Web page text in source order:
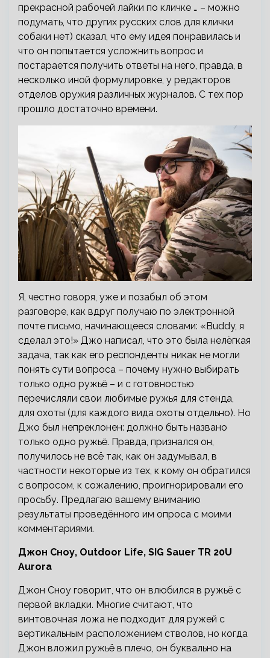
прекрасной рабочей лайки по кличке … – можно
подумать, что других русских слов для клички
собаки нет) сказал, что ему идея понравилась и
что он попытается усложнить вопрос и
постарается получить ответы на него, правда, в
несколько иной формулировке, у редакторов
отделов оружия различных журналов. С тех пор
прошло достаточно времени.
Я, честно говоря, уже и позабыл об этом
разговоре, как вдруг получаю по электронной
почте письмо, начинающееся словами: «Buddy, я
сделал это!» Джо написал, что это была нелёгкая
задача, так как его респонденты никак не могли
понять сути вопроса – почему нужно выбирать
только одно ружьё – и с готовностью
перечисляли свои любимые ружья для стенда,
для охоты (для каждого вида охоты отдельно). Но
Джо был непреклонен: должно быть названо
только одно ружьё. Правда, признался он,
получилось не всё так, как он задумывал, в
частности некоторые из тех, к кому он обратился
с вопросом, к сожалению, проигнорировали его
просьбу. Предлагаю вашему вниманию
результаты проведённого им опроса с моими
комментариями.
Джон Сноу, Outdoor Life, SIG Sauer TR 20U
Aurora
Джон Сноу говорит, что он влюбился в ружьё с
первой вкладки. Многие считают, что
винтовочная ложа не подходит для ружей с
вертикальным расположением стволов, но когда
Джон вложил ружьё в плечо, он буквально на